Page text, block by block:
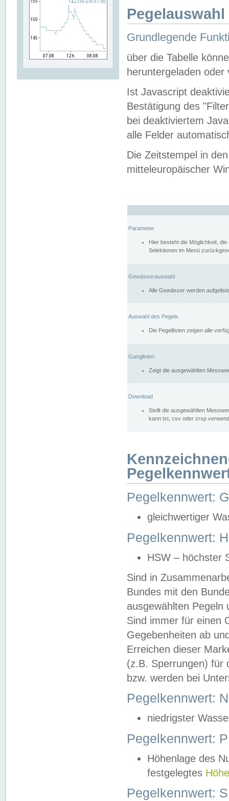
Grundlegende
über die Tabelle
heruntergeladen oder
Ist Javascript
Bestätigung des
bei deaktiviertem
alle Felder
Die Zeitstempel in
mitteleuropäischer
Parameter
Hier besteht die Möglichkeit,
Selektionen im Menü
Gewässerauswahl
Alle Gewässer werden
Auswahl des Pegels
Die Pegellisten zeigen alle
Ganglinien
Zeigt die ausgewählten
Download
Stellt die ausgewählten
kann txt, csv oder zrxp
Pegelkennwert:
gleichwertiger
Pegelkennwert:
HSW – höchster
Sind in
Bundes mit den
ausgewählten
Sind immer für einen
Gegebenheiten ab
Erreichen dieser
(z.B. Sperrungen) für
bzw. werden bei
Pegelkennwert:
niedrigster
Pegelkennwert:
Höhenlage des
festgelegtes
Pegelkennwert: